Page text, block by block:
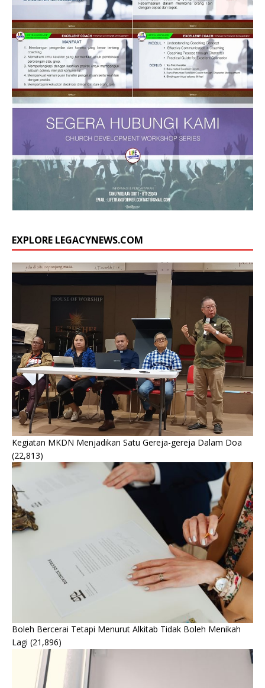
EXPLORE LEGACYNEWS.COM
Kegiatan MKDN Menjadikan Satu Gereja-gereja Dalam Doa
(22,813)
Boleh Bercerai Tetapi Menurut Alkitab Tidak Boleh Menikah
Lagi (21,896)